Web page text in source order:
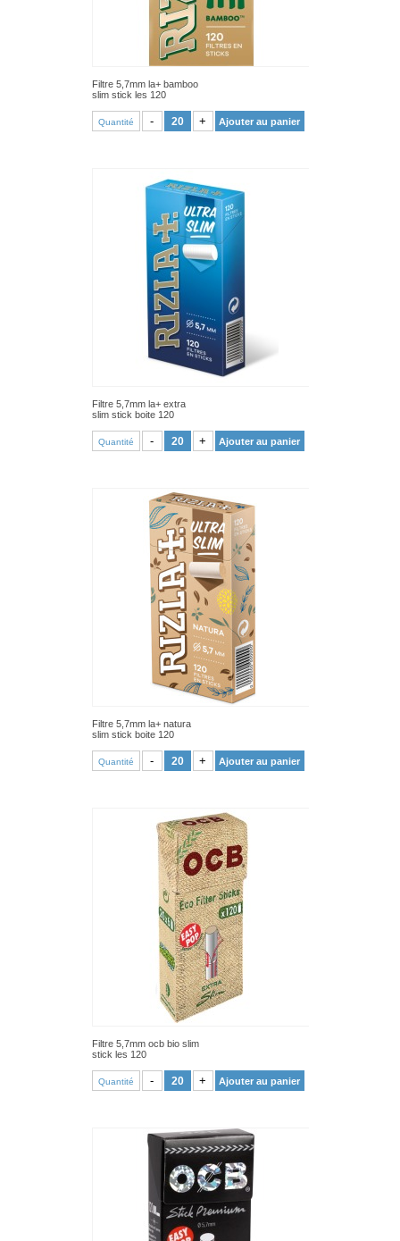
Filtre 5,7mm la+ bamboo
slim stick les 120
Quantité - + Ajouter au panier
Filtre 5,7mm la+ extra
slim stick boite 120
Quantité - + Ajouter au panier
Filtre 5,7mm la+ natura
slim stick boite 120
Quantité - + Ajouter au panier
Filtre 5,7mm ocb bio slim
stick les 120
Quantité - + Ajouter au panier